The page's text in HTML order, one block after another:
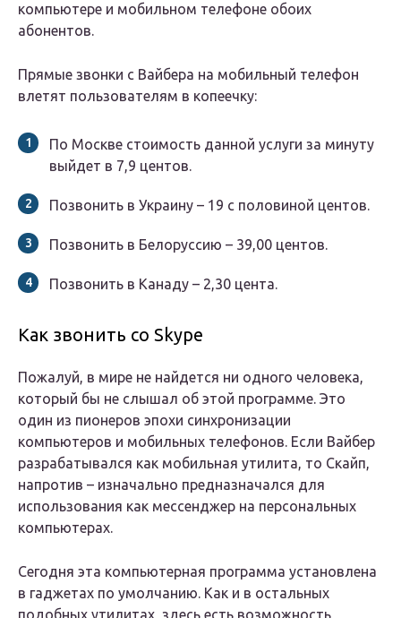
компьютере и мобильном телефоне обоих
абонентов.
Прямые звонки с Вайбера на мобильный телефон
влетят пользователям в копеечку:
По Москве стоимость данной услуги за минуту
выйдет в 7,9 центов.
Позвонить в Украину – 19 с половиной центов.
Позвонить в Белоруссию – 39,00 центов.
Позвонить в Канаду – 2,30 цента.
Как звонить со Skype
Пожалуй, в мире не найдется ни одного человека,
который бы не слышал об этой программе. Это
один из пионеров эпохи синхронизации
компьютеров и мобильных телефонов. Если Вайбер
разрабатывался как мобильная утилита, то Скайп,
напротив – изначально предназначался для
использования как мессенджер на персональных
компьютерах.
Сегодня эта компьютерная программа установлена
в гаджетах по умолчанию. Как и в остальных